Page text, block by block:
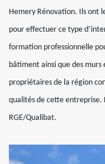
Hemery Rénovation. Ils ont
pour effectuer ce type
formation professionnelle
bâtiment ainsi que des murs
propriétaires de la région
qualités de cette entreprise.
RGE/Qualibat.